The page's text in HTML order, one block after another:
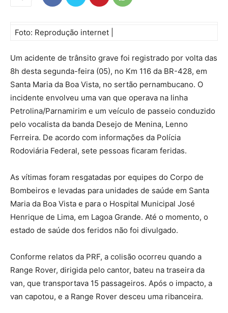
Foto: Reprodução internet |
Um acidente de trânsito grave foi registrado por volta das
8h desta segunda-feira (05), no Km 116 da BR-428, em
Santa Maria da Boa Vista, no sertão pernambucano. O
incidente envolveu uma van que operava na linha
Petrolina/Parnamirim e um veículo de passeio conduzido
pelo vocalista da banda Desejo de Menina, Lenno
Ferreira. De acordo com informações da Polícia
Rodoviária Federal, sete pessoas ficaram feridas.
As vítimas foram resgatadas por equipes do Corpo de
Bombeiros e levadas para unidades de saúde em Santa
Maria da Boa Vista e para o Hospital Municipal José
Henrique de Lima, em Lagoa Grande. Até o momento, o
estado de saúde dos feridos não foi divulgado.
Conforme relatos da PRF, a colisão ocorreu quando a
Range Rover, dirigida pelo cantor, bateu na traseira da
van, que transportava 15 passageiros. Após o impacto, a
van capotou, e a Range Rover desceu uma ribanceira.